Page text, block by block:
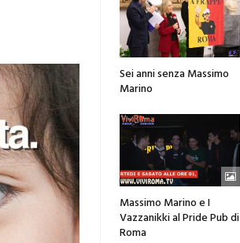
Sei anni senza Massimo
Marino
Massimo Marino e I
Vazzanikki al Pride Pub di
Roma